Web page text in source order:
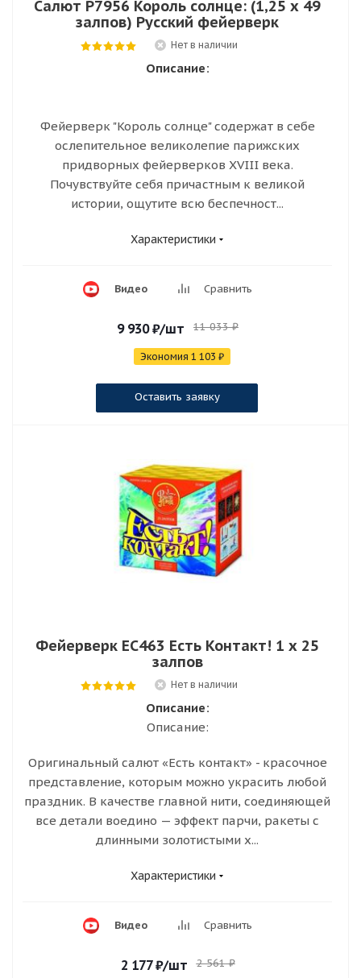
Салют Р7956 Король солнце: (1,25 х 49
залпов) Русский фейерверк
Нет в наличии
Описание:
Фейерверк "Король солнце" содержат в себе
ослепительное великолепие парижских
придворных фейерверков XVIII века.
Почувствуйте себя причастным к великой
истории, ощутите всю беспечност...
Характеристики
Видео Сравнить
9 930₽/шт 11 033₽
Экономия 1 103 ₽
Оставить заявку
Фейерверк ЕС463 Есть Контакт! 1 х 25
залпов
Нет в наличии
Описание:
Описание:
Оригинальный салют «Есть контакт» - красочное
представление, которым можно украсить любой
праздник. В качестве главной нити, соединяющей
все детали воедино — эффект парчи, ракеты с
длинными золотистыми х...
Характеристики
Видео Сравнить
2 177₽/шт 2 561₽